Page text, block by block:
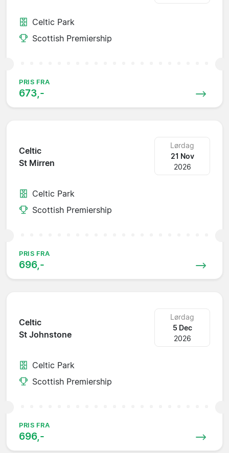
Celtic Park
Scottish Premiership
PRIS FRA
673,-
Celtic
St Mirren
Lørdag
21 Nov
2026
Celtic Park
Scottish Premiership
PRIS FRA
696,-
Celtic
St Johnstone
Lørdag
5 Dec
2026
Celtic Park
Scottish Premiership
PRIS FRA
696,-